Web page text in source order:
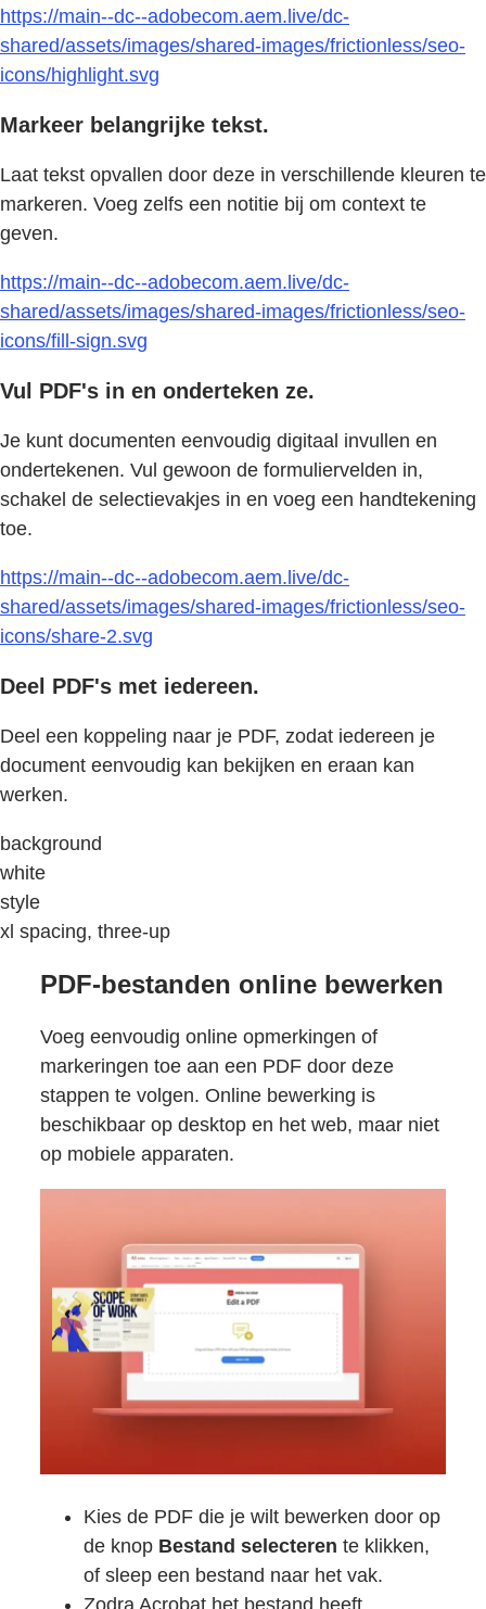
https://main--dc--adobecom.aem.live/dc-
shared/assets/images/shared-images/frictionless/seo-
icons/highlight.svg
Markeer belangrijke tekst.
Laat tekst opvallen door deze in verschillende kleuren te
markeren. Voeg zelfs een notitie bij om context te
geven.
https://main--dc--adobecom.aem.live/dc-
shared/assets/images/shared-images/frictionless/seo-
icons/fill-sign.svg
Vul PDF's in en onderteken ze.
Je kunt documenten eenvoudig digitaal invullen en
ondertekenen. Vul gewoon de formuliervelden in,
schakel de selectievakjes in en voeg een handtekening
toe.
https://main--dc--adobecom.aem.live/dc-
shared/assets/images/shared-images/frictionless/seo-
icons/share-2.svg
Deel PDF's met iedereen.
Deel een koppeling naar je PDF, zodat iedereen je
document eenvoudig kan bekijken en eraan kan
werken.
background
white
style
xl spacing, three-up
PDF-bestanden online bewerken
Voeg eenvoudig online opmerkingen of
markeringen toe aan een PDF door deze
stappen te volgen. Online bewerking is
beschikbaar op desktop en het web, maar niet
op mobiele apparaten.
Kies de PDF die je wilt bewerken door op
de knop Bestand selecteren te klikken,
of sleep een bestand naar het vak.